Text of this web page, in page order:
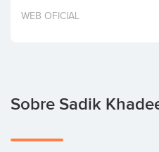
Invertir
WEB OFICIAL
Sobre Sadik